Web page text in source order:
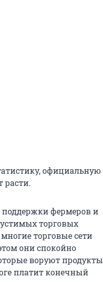
официальную
расти.
поддержки фермеров и
торговых
торговые сети
они спокойно
воруют продукты
платит конечный